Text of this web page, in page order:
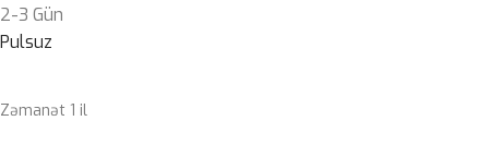
2-3 Gün
Pulsuz
Zəmanət 1 il